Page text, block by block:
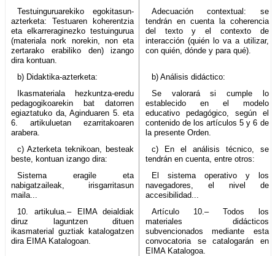
Testuinguruarekiko egokitasun-
azterketa: Testuaren koherentzia
eta elkarreraginezko testuingurua
(materiala nork norekin, non eta
zertarako erabiliko den) izango
dira kontuan.
Adecuación contextual: se
tendrán en cuenta la coherencia
del texto y el contexto de
interacción (quién lo va a utilizar,
con quién, dónde y para qué).
b) Didaktika-azterketa:
b) Análisis didáctico:
Ikasmateriala hezkuntza-eredu
pedagogikoarekin bat datorren
egiaztatuko da, Aginduaren 5. eta
6. artikuluetan ezarritakoaren
arabera.
Se valorará si cumple lo
establecido en el modelo
educativo pedagógico, según el
contenido de los artículos 5 y 6 de
la presente Orden.
c) Azterketa teknikoan, besteak
beste, kontuan izango dira:
c) En el análisis técnico, se
tendrán en cuenta, entre otros:
Sistema eragile eta
nabigatzaileak, irisgarritasun
maila...
El sistema operativo y los
navegadores, el nivel de
accesibilidad...
10. artikulua.– EIMA deialdiak
diruz laguntzen dituen
ikasmaterial guztiak katalogatzen
dira EIMA Katalogoan.
Artículo 10.– Todos los
materiales didácticos
subvencionados mediante esta
convocatoria se catalogarán en
EIMA Katalogoa.